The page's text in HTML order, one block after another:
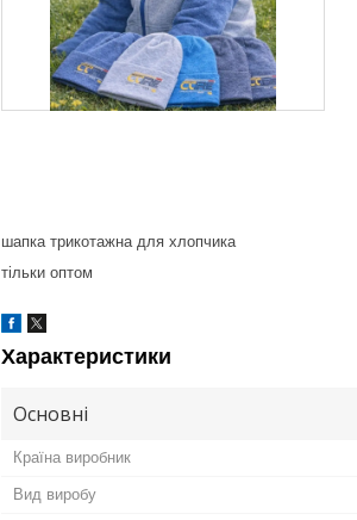
шапка трикотажна для хлопчика
тільки оптом
Характеристики
Основні
Країна виробник
Вид виробу